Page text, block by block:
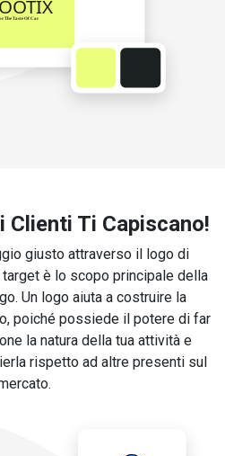
Clienti Ti Capiscano!
giusto attraverso il logo di
è lo scopo principale della
Un logo aiuta a costruire la
poiché possiede il potere di far
la natura della tua attività e
rispetto ad altre presenti sul